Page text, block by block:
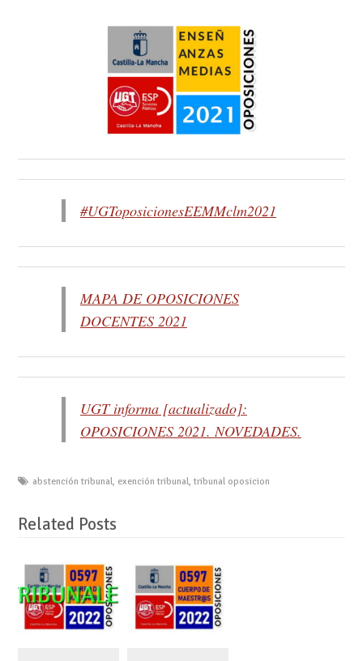
#UGToposicionesEEMMclm2021
MAPA DE OPOSICIONES
DOCENTES 2021
UGT informa [actualizado]:
OPOSICIONES 2021. NOVEDADES.
abstención tribunal, exención tribunal, tribunal oposicion
Related Posts